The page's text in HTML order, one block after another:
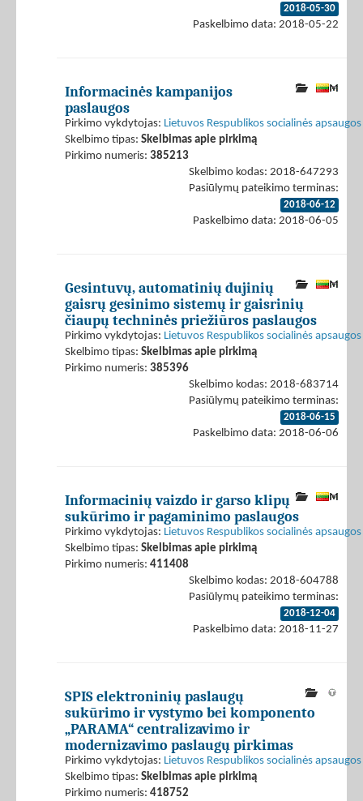
2018-05-30
Paskelbimo data: 2018-05-22
Informacinės kampanijos
paslaugos
Pirkimo vykdytojas: Lietuvos Respublikos socialinės
Skelbimo tipas: Skelbimas apie pirkimą
Pirkimo numeris: 385213
Skelbimo kodas: 2018-647293
Pasiūlymų pateikimo terminas:
2018-06-12
Paskelbimo data: 2018-06-05
Gesintuvų, automatinių dujinių
gaisrų gesinimo sistemų ir gaisrinių
čiaupų techninės priežiūros paslaugos
Pirkimo vykdytojas: Lietuvos Respublikos socialinės
Skelbimo tipas: Skelbimas apie pirkimą
Pirkimo numeris: 385396
Skelbimo kodas: 2018-683714
Pasiūlymų pateikimo terminas:
2018-06-15
Paskelbimo data: 2018-06-06
Informacinių vaizdo ir garso klipų
sukūrimo ir pagaminimo paslaugos
Pirkimo vykdytojas: Lietuvos Respublikos socialinės
Skelbimo tipas: Skelbimas apie pirkimą
Pirkimo numeris: 411408
Skelbimo kodas: 2018-604788
Pasiūlymų pateikimo terminas:
2018-12-04
Paskelbimo data: 2018-11-27
SPIS elektroninių paslaugų
sukūrimo ir vystymo bei komponento
„PARAMA“ centralizavimo ir
modernizavimo paslaugų pirkimas
Pirkimo vykdytojas: Lietuvos Respublikos socialinės
Skelbimo tipas: Skelbimas apie pirkimą
Pirkimo numeris: 418752